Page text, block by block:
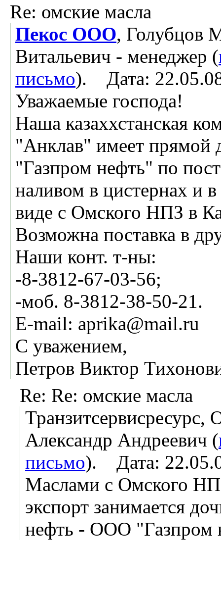
Re: омские масла
Пекос ООО, Голубцов
Витальевич - менеджер (
письмо). Дата:
Уважаемые господа!
Наша казаххстанская
"Анклав" имеет прямой
"Газпром нефть" по
наливом в цистернах и
виде с Омского НПЗ в
Возможна поставка в
Наши конт. т-ны:
-8-3812-67-03-56;
-моб. 8-3812-38-50-21.
E-mail: aprika@mail.ru
С уважением,
Петров Виктор
Re: Re: омские масла
Александр Андреевич (
письмо). Дата:
Маслами с Омского
экспорт занимается
нефть - ООО